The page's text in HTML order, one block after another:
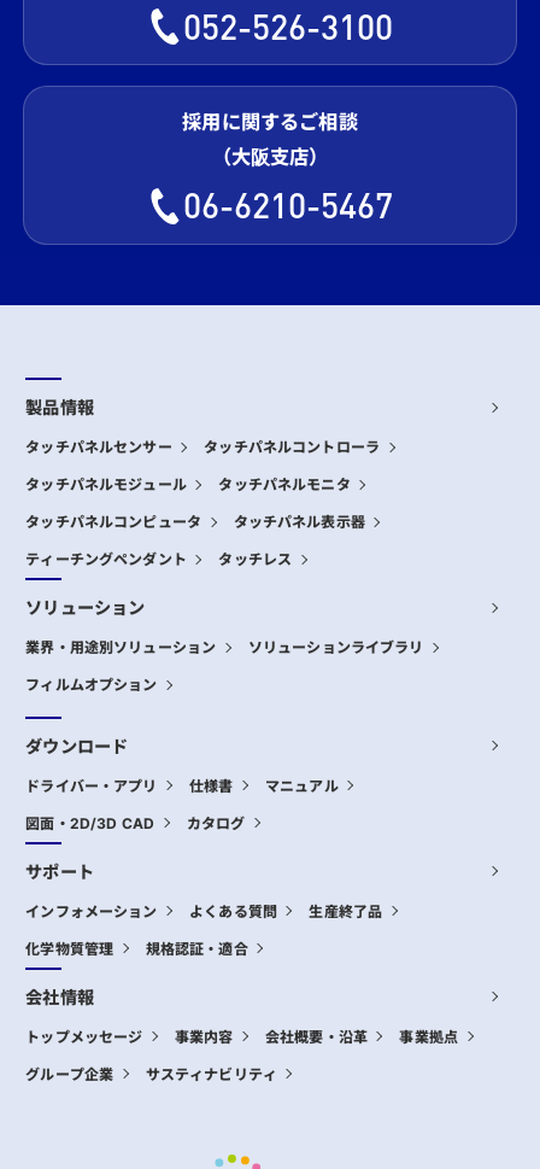
052-526-3100
採用に関するご相談
（大阪支店）
06-6210-5467
製品情報
タッチパネルセンサー タッチパネルコントローラ
タッチパネルモジュール タッチパネルモニタ
タッチパネルコンピュータ タッチパネル表示器
ティーチングペンダント タッチレス
ソリューション
業界・用途別ソリューション ソリューションライブラリ
フィルムオプション
ダウンロード
ドライバー・アプリ 仕様書 マニュアル
図面・2D/3D CAD カタログ
サポート
インフォメーション よくある質問 生産終了品
化学物質管理 規格認証・適合
会社情報
トップメッセージ 事業内容 会社概要・沿革 事業拠点
グループ企業 サスティナビリティ